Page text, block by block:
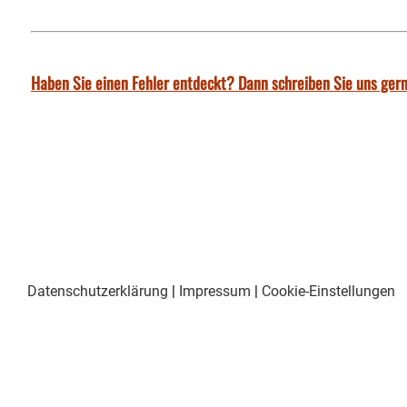
Haben Sie einen Fehler entdeckt? Dann schreiben Sie uns
Datenschutzerklärung | Impressum | Cookie-Einstellungen